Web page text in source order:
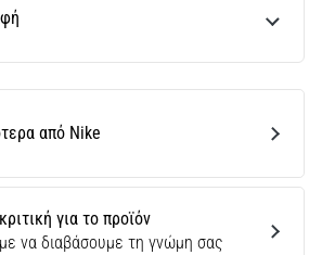
για το προϊόν
για το προϊόν
να διαβάσουμε τη γνώμη σας
από Nike